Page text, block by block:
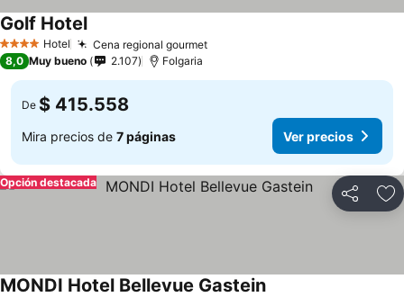
4 EstrellasHotel Cena regional gourmet
Golf Hotel
8,0 Muy bueno 2.107 Folgaria
De $ 415.558
Mira precios de 7 páginas Ver precios
Compartir
Opción destacada
MONDI Hotel Bellevue Gastein